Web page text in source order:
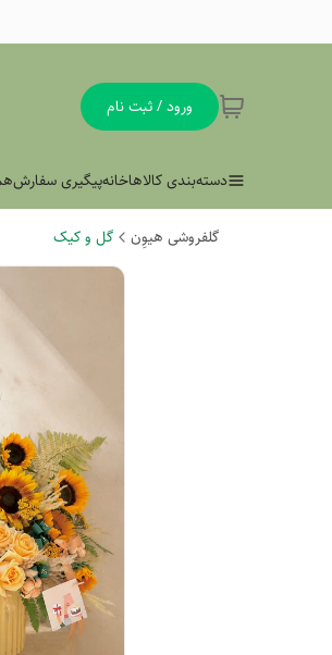
ورود / ثبت نام
دسته‌بندی کالاهاخانهپیگیری سفارش
گلفروشی هیوِن گل و کیک